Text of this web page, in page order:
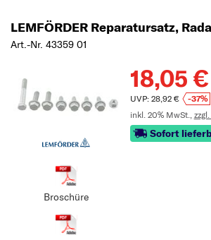
LEMFÖRDER Reparatursatz,
Art.-Nr. 43359 01
Broschüre
18,05 €
UVP: 28,92 €
-37%
inkl. 20% MwSt.,
Sofort